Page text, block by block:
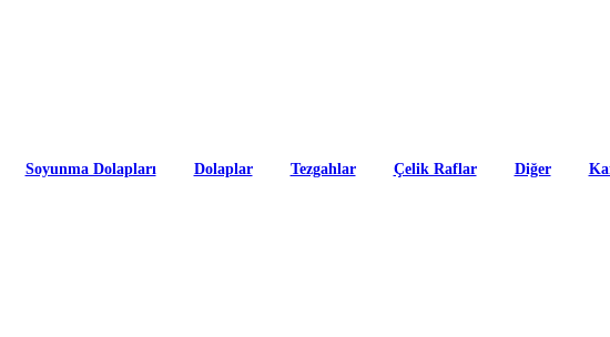
Soyunma Dolapları Dolaplar Tezgahlar Çelik Raflar Diğer